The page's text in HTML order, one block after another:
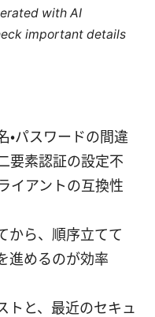
with AI
important details
パスワードの間違
要素認証の設定不
イアントの互換性
から、順序立てて
進めるのが効率
トと、最近のセキュ